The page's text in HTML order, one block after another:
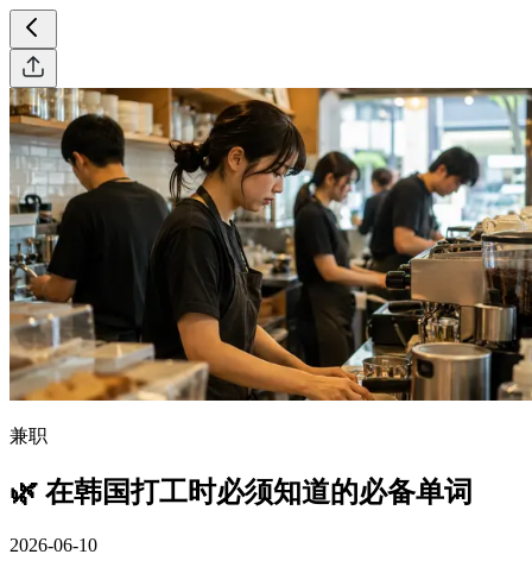
兼职
🌿 在韩国打工时必须知道的必备单词
2026-06-10